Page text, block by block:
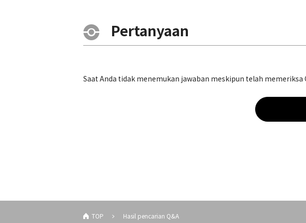
Pertanyaan
Saat Anda tidak menemukan jawaban meskipun telah
TOP Hasil pencarian Q&A